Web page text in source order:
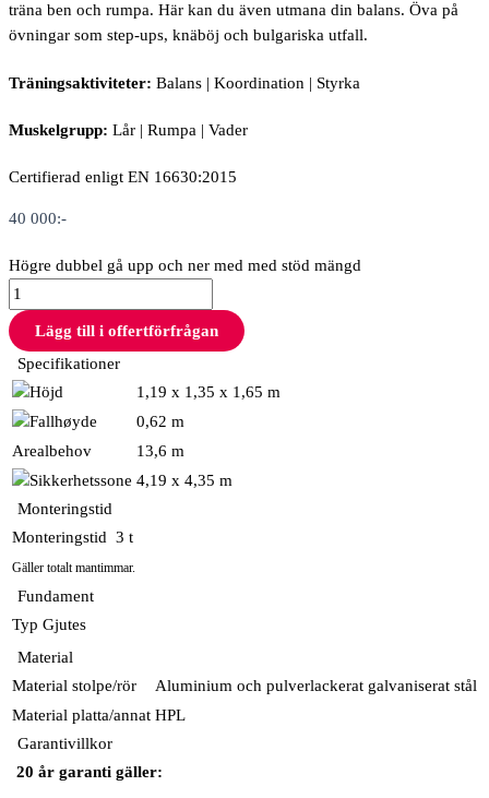
träna ben och rumpa. Här kan du även utmana din balans. Öva på
övningar som step-ups, knäböj och bulgariska utfall.
Träningsaktiviteter: Balans | Koordination | Styrka
Muskelgrupp: Lår | Rumpa | Vader
Certifierad enligt EN 16630:2015
40 000:-
Högre dubbel gå upp och ner med med stöd mängd
Lägg till i offertförfrågan
Specifikationer
1,19 x 1,35 x 1,65 m
0,62 m
Arealbehov
13,6 m
4,19 x 4,35 m
Monteringstid
Monteringstid 3 t
Gäller totalt mantimmar.
Fundament
Typ Gjutes
Material
Material stolpe/rör
Aluminium och pulverlackerat galvaniserat stål
Material platta/annat HPL
Garantivillkor
20 år garanti gäller: